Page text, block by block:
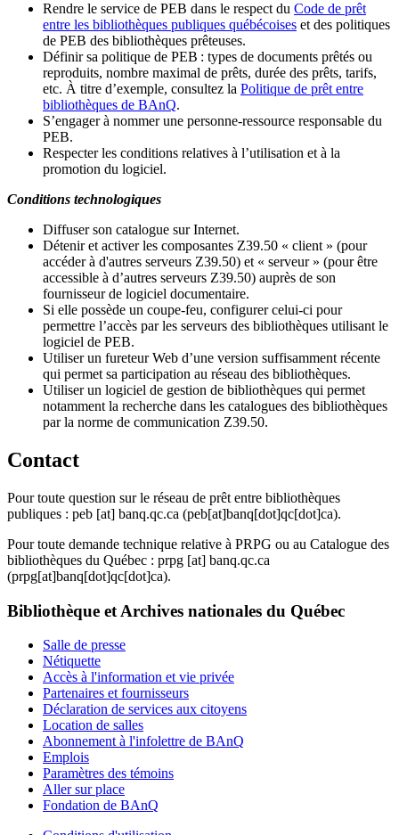
Rendre le service de PEB dans le respect du Code de prêt
entre les bibliothèques publiques québécoises et des politiques
de PEB des bibliothèques prêteuses.
Définir sa politique de PEB : types de documents prêtés ou
reproduits, nombre maximal de prêts, durée des prêts, tarifs,
etc. À titre d’exemple, consultez la Politique de prêt entre
bibliothèques de BAnQ.
S’engager à nommer une personne-ressource responsable du
PEB.
Respecter les conditions relatives à l’utilisation et à la
promotion du logiciel.
Conditions technologiques
Diffuser son catalogue sur Internet.
Détenir et activer les composantes Z39.50 « client » (pour
accéder à d'autres serveurs Z39.50) et « serveur » (pour être
accessible à d’autres serveurs Z39.50) auprès de son
fournisseur de logiciel documentaire.
Si elle possède un coupe-feu, configurer celui-ci pour
permettre l’accès par les serveurs des bibliothèques utilisant le
logiciel de PEB.
Utiliser un fureteur Web d’une version suffisamment récente
qui permet sa participation au réseau des bibliothèques.
Utiliser un logiciel de gestion de bibliothèques qui permet
notamment la recherche dans les catalogues des bibliothèques
par la norme de communication Z39.50.
Contact
Pour toute question sur le réseau de prêt entre bibliothèques
publiques : peb [at] banq.qc.ca (peb[at]banq[dot]qc[dot]ca).
Pour toute demande technique relative à PRPG ou au Catalogue des
bibliothèques du Québec : prpg [at] banq.qc.ca
(prpg[at]banq[dot]qc[dot]ca).
Bibliothèque et Archives nationales du Québec
Salle de presse
Nétiquette
Accès à l'information et vie privée
Partenaires et fournisseurs
Déclaration de services aux citoyens
Location de salles
Abonnement à l'infolettre de BAnQ
Emplois
Paramètres des témoins
Aller sur place
Fondation de BAnQ